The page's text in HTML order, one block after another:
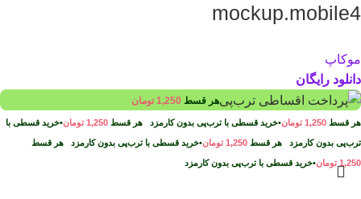
mockup.mobile4
موکاپ
دانلود رایگان
هر قسط 1,250 تومان
هر قسط 1,250 تومان•خرید قسطی با ترب‌پی بدون کارمزد هر قسط 1,250 تومان•خرید قسطی با
ترب‌پی بدون کارمزد هر قسط 1,250 تومان•خرید قسطی با ترب‌پی بدون کارمزد هر قسط
1,250 تومان•خرید قسطی با ترب‌پی بدون کارمزد